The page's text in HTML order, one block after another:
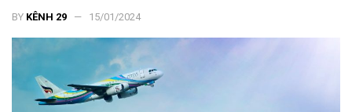
BY KÊNH 29 15/01/2024